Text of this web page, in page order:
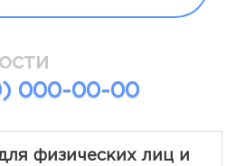
000-00-00
физических лиц и